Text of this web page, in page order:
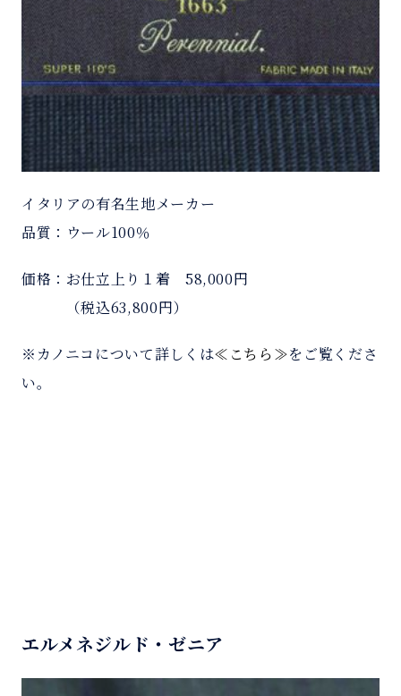
イタリアの有名生地メーカー
品質：ウール100％
価格：お仕立上り１着 58,000円
（税込63,800円）
※カノニコについて詳しくは≪こちら≫をご覧くださ
い。
エルメネジルド・ゼニア